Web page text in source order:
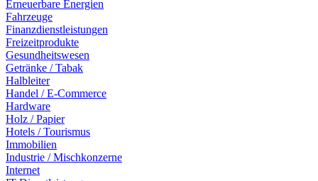
Erneuerbare Energien
Fahrzeuge
Finanzdienstleistungen
Freizeitprodukte
Gesundheitswesen
Getränke / Tabak
Halbleiter
Handel / E-Commerce
Hardware
Holz / Papier
Hotels / Tourismus
Immobilien
Industrie / Mischkonzerne
Internet